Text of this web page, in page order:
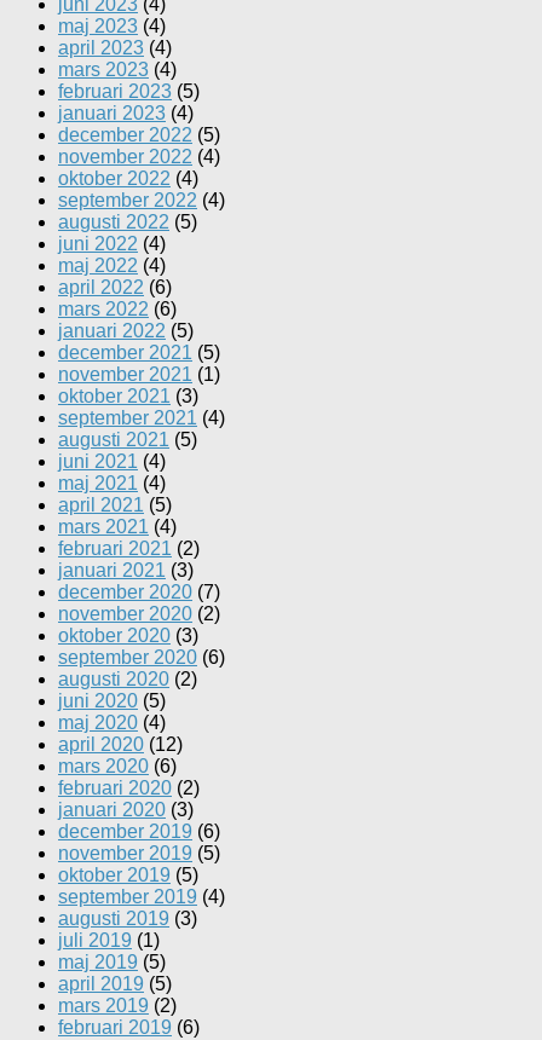
juni 2023 (4)
maj 2023 (4)
april 2023 (4)
mars 2023 (4)
februari 2023 (5)
januari 2023 (4)
december 2022 (5)
november 2022 (4)
oktober 2022 (4)
september 2022 (4)
augusti 2022 (5)
juni 2022 (4)
maj 2022 (4)
april 2022 (6)
mars 2022 (6)
januari 2022 (5)
december 2021 (5)
november 2021 (1)
oktober 2021 (3)
september 2021 (4)
augusti 2021 (5)
juni 2021 (4)
maj 2021 (4)
april 2021 (5)
mars 2021 (4)
februari 2021 (2)
januari 2021 (3)
december 2020 (7)
november 2020 (2)
oktober 2020 (3)
september 2020 (6)
augusti 2020 (2)
juni 2020 (5)
maj 2020 (4)
april 2020 (12)
mars 2020 (6)
februari 2020 (2)
januari 2020 (3)
december 2019 (6)
november 2019 (5)
oktober 2019 (5)
september 2019 (4)
augusti 2019 (3)
juli 2019 (1)
maj 2019 (5)
april 2019 (5)
mars 2019 (2)
februari 2019 (6)